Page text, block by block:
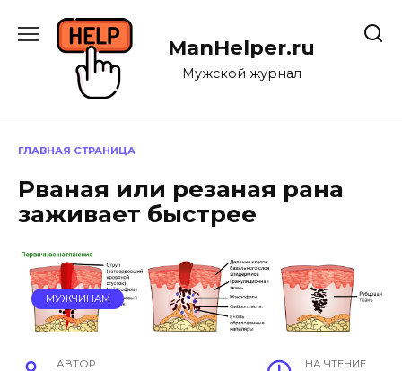
содержанию
ManHelper.ru
Мужской журнал
ГЛАВНАЯ СТРАНИЦА
Рваная или резаная рана
заживает быстрее
МУЖЧИНАМ
АВТОР НА ЧТЕНИЕ